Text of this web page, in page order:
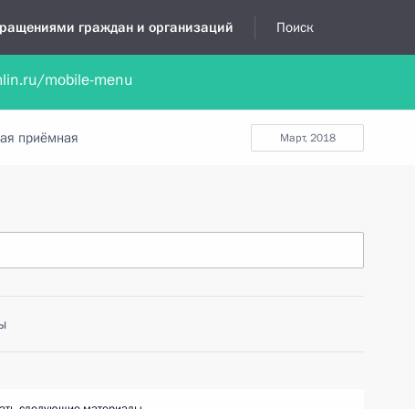
граждан и организаций Поиск
Обратиться в устной форме
март, 2018
приёмная
mobile-menu